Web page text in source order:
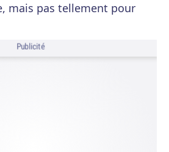
mais pas tellement pour
Publicité